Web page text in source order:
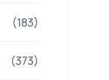
(183)
(373)